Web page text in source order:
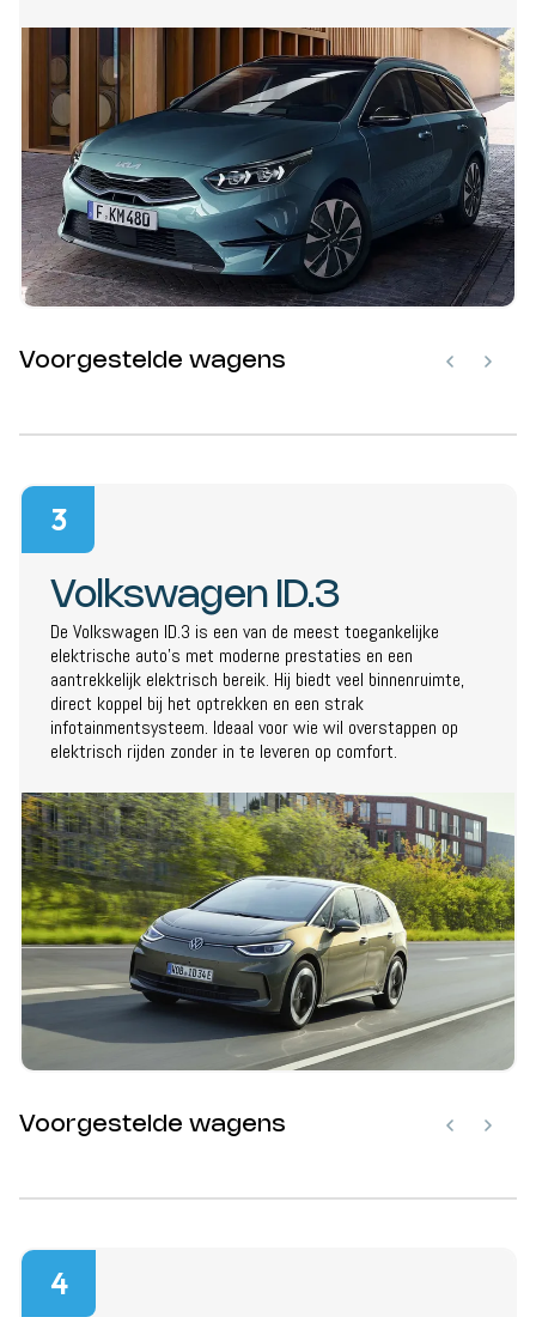
Voorgestelde wagens
3
Volkswagen ID.3
De Volkswagen ID.3 is een van de meest toegankelijke
elektrische auto’s met moderne prestaties en een
aantrekkelijk elektrisch bereik. Hij biedt veel binnenruimte,
direct koppel bij het optrekken en een strak
infotainmentsysteem. Ideaal voor wie wil overstappen op
elektrisch rijden zonder in te leveren op comfort.
Voorgestelde wagens
4